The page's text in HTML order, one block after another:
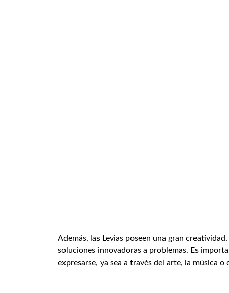
Además, las Levias poseen una gran
soluciones innovadoras a problemas. Es
expresarse, ya sea a través del arte, la música